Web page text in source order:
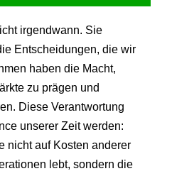
irgendwann. Sie
Entscheidungen, die wir
haben die Macht,
zu prägen und
Diese Verantwortung
unserer Zeit werden:
nicht auf Kosten anderer
lebt, sondern die